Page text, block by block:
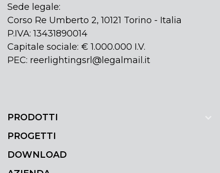
Sede legale:
Corso Re Umberto 2, 10121 Torino - Italia
P.IVA: 13431890014
Capitale sociale: € 1.000.000 I.V.
PEC: reerlightingsrl@legalmail.it
PRODOTTI
PROGETTI
DOWNLOAD